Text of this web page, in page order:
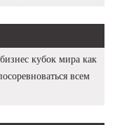
кубок мира как
всем